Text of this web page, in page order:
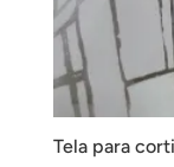
Tela para